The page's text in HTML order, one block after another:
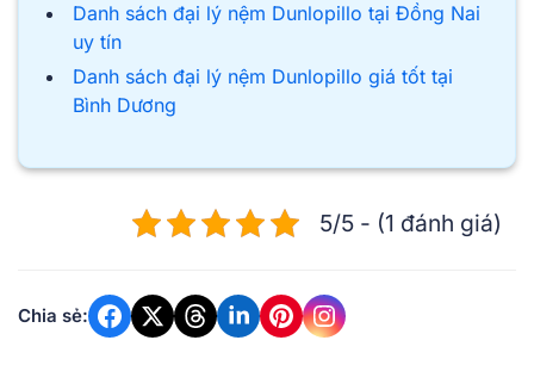
Danh sách đại lý nệm Dunlopillo tại Đồng Nai
uy tín
Danh sách đại lý nệm Dunlopillo giá tốt tại
Bình Dương
5/5 - (1 đánh giá)
Chia sẻ: